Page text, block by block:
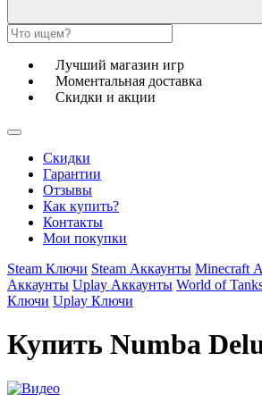
Лучший магазин игр
Моментальная доставка
Скидки и акции
Скидки
Гарантии
Отзывы
Как купить?
Контакты
Мои покупки
Steam Ключи Steam Аккаунты Minecraft
Аккаунты Uplay Аккаунты World of
Ключи Uplay Ключи
Купить Numba